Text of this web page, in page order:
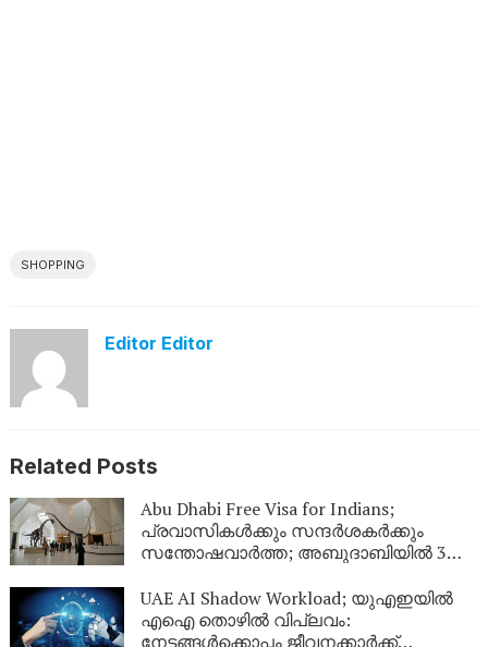
SHOPPING
Editor Editor
Related Posts
Abu Dhabi Free Visa for Indians;
പ്രവാസികൾക്കും സന്ദർശകർക്കും
സന്തോഷവാർത്ത; അബുദാബിയിൽ 3
സൗജന്യം
UAE AI Shadow Workload; യുഎഇയിൽ
എഐ തൊഴിൽ വിപ്ലവം:
നേട്ടങ്ങൾക്കൊപ്പം ജീവനക്കാർക്ക്